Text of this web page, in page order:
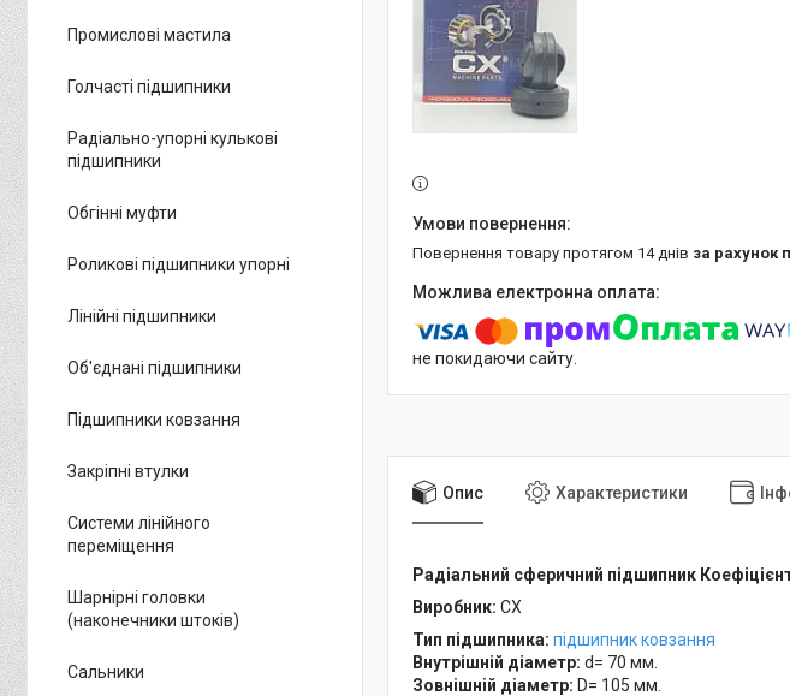
повернення товару протягом 14 днів за рахунок
не покидаючи сайту.
Опис Характеристики
Радіальний сферичний підшипник
Виробник: CX
Тип підшипника: підшипник ковзання
Внутрішній діаметр: d= 70 мм.
Зовнішній діаметр: D= 105 мм.
Промислові мастила
Голчасті підшипники
Радіально-упорні кулькові
підшипники
Обгінні муфти
Роликові підшипники упорні
Лінійні підшипники
Об'єднані підшипники
Підшипники ковзання
Закріпні втулки
Системи лінійного
переміщення
Шарнірні головки
(наконечники штоків)
Сальники